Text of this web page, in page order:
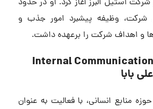
استیل البرز آغاز کرد. او در حدود
شرکت، وظیفه پیشبرد امور جذب و
و اهداف شرکت را برعهده داشت.
Internal
منابع انسانی، با فعالیت به عنوان